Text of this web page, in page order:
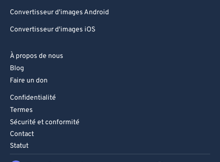
Convertisseur d'images Android
Convertisseur d'images iOS
À propos de nous
Blog
Faire un don
Confidentialité
Termes
Sécurité et conformité
Contact
Statut